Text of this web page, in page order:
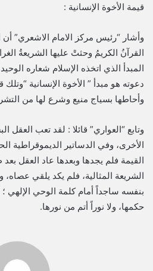
قيمة الأخوة الإنسانية :
وأشار “رئيس مركز الامام الاشعري” أن
القرآنُ الكريمُ وحثتْ عليها الشريعةُ
المبدأ الذي اتخذه الإسلام شعاره
دعوته هو مبدأ ” الأخوة الإنسانية
وأحاطها بسياج منيع وشرع لها من
وتابع “العواري” قائلا : لقد تعب
الأخرى، وفي الدساتير الديموقراطية
القيمة فلم يجدها وبعدها عاد العقل
الشريعة المثالية، فلم يكد يلقي
بنفسه ساجداً أمام كلمة الوحي الإلهي
حكمها، ولا نوراً أتم من نورها.